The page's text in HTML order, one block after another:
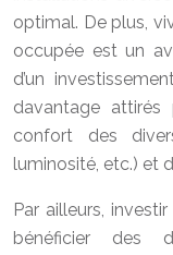
optimal. De plus,
occupée est un
d’un
davantage
confort des
luminosité, etc.) et
Par ailleurs,
bénéficier des